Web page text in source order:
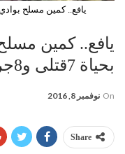
يافع.. كمين مسلح بوادي تلب
يافع.. كمين
بحياة 7قتلى و8جرحى
On نوفمبر 8, 2016
Share